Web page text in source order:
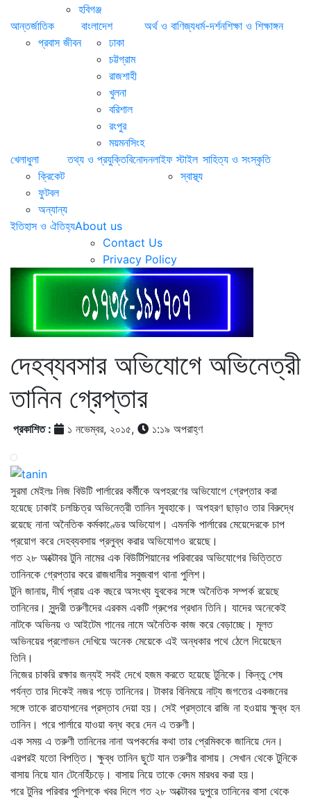
হবিগঞ্জ
আন্তর্জাতিক
প্রবাস জীবন
বাংলাদেশ
ঢাকা
চট্টগ্রাম
রাজশাহী
খুলনা
বরিশাল
রংপুর
ময়মনসিংহ
অর্থ ও বাণিজ্যধর্ম-দর্শনশিক্ষা ও শিক্ষাঙ্গন
খেলাধুলা
ক্রিকেট
ফুটবল
অন্যান্য
তথ্য ও প্রযুক্তিবিনোদনলাইফ স্টাইল
স্বাস্থ্য
সাহিত্য ও সংস্কৃতি
ইতিহাস ও ঐতিহ্যAbout us
Contact Us
Privacy Policy
দেহব্যবসার অভিযোগে অভিনেত্রী
তানিন গ্রেপ্তার
প্রকাশিত : ১ নভেম্বর, ২০১৫, ১:১৯ অপরাহ্ণ
সুরমা মেইলঃ নিজ বিউটি পার্লারের কর্মীকে অপহরণের অভিযোগে গ্রেপ্তার করা
হয়েছে ঢাকাই চলচ্চিত্র অভিনেত্রী তানিন সুবহাকে। অপহরণ ছাড়াও তার বিরুদ্ধে
রয়েছে নানা অনৈতিক কর্মকাণ্ডের অভিযোগ। এমনকি পার্লারের মেয়েদেরকে চাপ
প্রয়োগ করে দেহব্যবসায় প্রলুব্ধ করার অভিযোগও রয়েছে।
গত ২৮ অক্টোবর টুনি নামের এক বিউটিশিয়ানের পরিবারের অভিযোগের ভিত্তিতে
তানিনকে গ্রেপ্তার করে রাজধানীর সবুজবাগ থানা পুলিশ।
টুনি জানায়, দীর্ঘ প্রায় এক বছরে অসংখ্য যুবকের সঙ্গে অনৈতিক সম্পর্ক রয়েছে
তানিনের। সুন্দরী তরুণীদের এরকম একটি গ্রুপের প্রধান তিনি। যাদের অনেকেই
নাটকে অভিনয় ও আইটেম গানের নামে অনৈতিক কাজ করে বেড়াচ্ছে। মূলত
অভিনয়ের প্রলোভন দেখিয়ে অনেক মেয়েকে এই অন্ধকার পথে ঠেলে দিয়েছেন
তিনি।
নিজের চাকরি রক্ষার জন্যই সবই দেখে হজম করতে হয়েছে টুনিকে। কিন্তু শেষ
পর্যন্ত তার দিকেই নজর পড়ে তানিনের। টাকার বিনিময়ে নাট্য জগতের একজনের
সঙ্গে তাকে রাতযাপনের প্রস্তাব দেয়া হয়। সেই প্রস্তাবে রাজি না হওয়ায় ক্ষুব্ধ হন
তানিন। পরে পার্লারে যাওয়া বন্ধ করে দেন এ তরুণী।
এক সময় এ তরুণী তানিনের নানা অপকর্মের কথা তার প্রেমিককে জানিয়ে দেন।
এরপরই যতো বিপত্তি। ক্ষুব্ধ তানিন ছুটে যান তরুণীর বাসায়। সেখান থেকে টুনিকে
বাসায় নিয়ে যান টেনেহিঁচড়ে। বাসায় নিয়ে তাকে বেদম মারধর করা হয়।
পরে টুনির পরিবার পুলিশকে খবর দিলে গত ২৮ অক্টোবর দুপুরে তানিনের বাসা থেকে